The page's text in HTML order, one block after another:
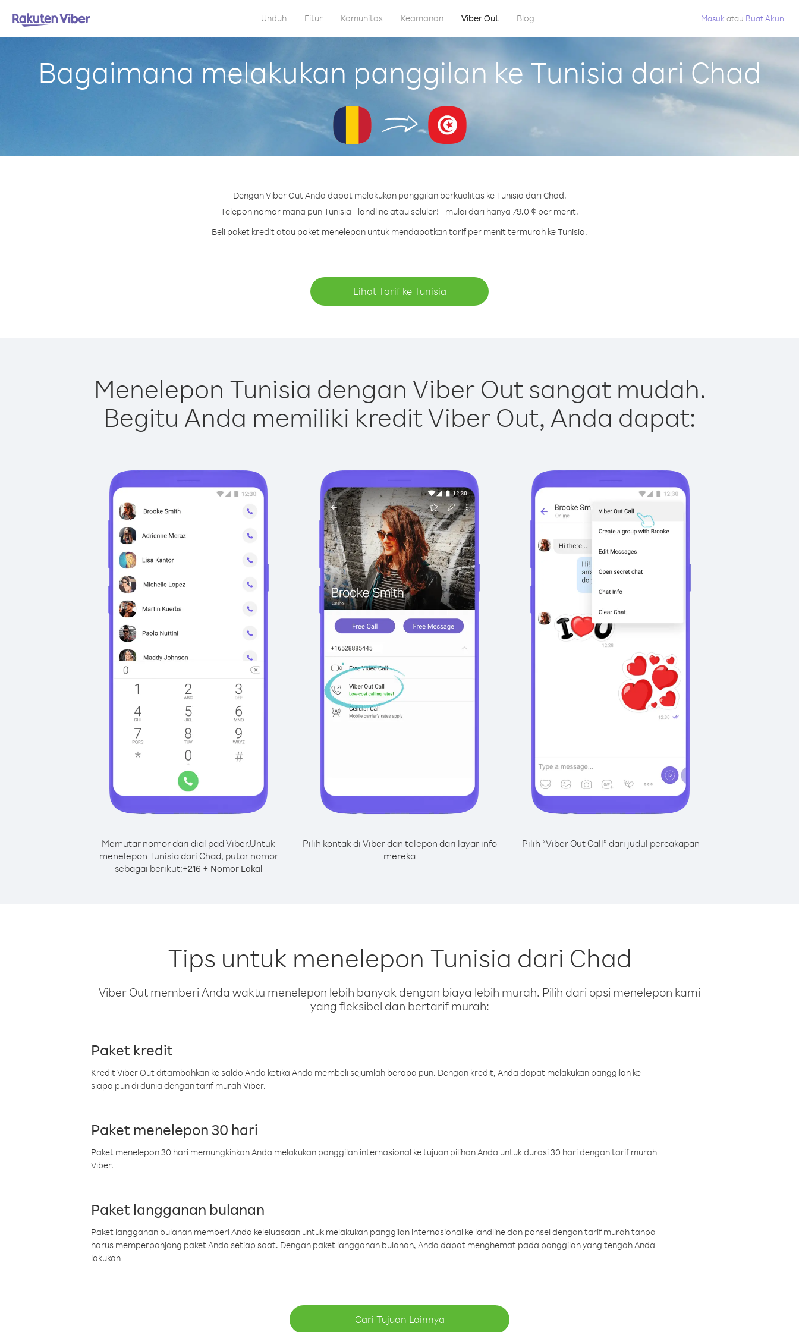
Unduh Fitur Komunitas Keamanan Viber Out Blog Masuk atau Buat Akun
Bagaimana melakukan panggilan ke Tunisia dari Chad
Dengan Viber Out Anda dapat melakukan panggilan berkualitas ke Tunisia dari Chad.
Telepon nomor mana pun Tunisia - landline atau seluler! - mulai dari hanya 79.0 ¢ per menit.
Beli paket kredit atau paket menelepon untuk mendapatkan tarif per menit termurah ke Tunisia.
Lihat Tarif ke Tunisia
Menelepon Tunisia dengan Viber Out sangat mudah.
Begitu Anda memiliki kredit Viber Out, Anda dapat:
Memutar nomor dari dial pad Viber.Untuk
menelepon Tunisia dari Chad, putar nomor
sebagai berikut:+216 + Nomor Lokal
Pilih kontak di Viber dan telepon dari layar info
mereka
Pilih “Viber Out Call” dari judul percakapan
Tips untuk menelepon Tunisia dari Chad
Viber Out memberi Anda waktu menelepon lebih banyak dengan biaya lebih murah. Pilih dari opsi menelepon kami
yang fleksibel dan bertarif murah:
Paket kredit
Kredit Viber Out ditambahkan ke saldo Anda ketika Anda membeli sejumlah berapa pun. Dengan kredit, Anda dapat melakukan panggilan ke
siapa pun di dunia dengan tarif murah Viber.
Paket menelepon 30 hari
Paket menelepon 30 hari memungkinkan Anda melakukan panggilan internasional ke tujuan pilihan Anda untuk durasi 30 hari dengan tarif murah
Viber.
Paket langganan bulanan
Paket langganan bulanan memberi Anda keleluasaan untuk melakukan panggilan internasional ke landline dan ponsel dengan tarif murah tanpa
harus memperpanjang paket Anda setiap saat. Dengan paket langganan bulanan, Anda dapat menghemat pada panggilan yang tengah Anda
lakukan
Cari Tujuan Lainnya